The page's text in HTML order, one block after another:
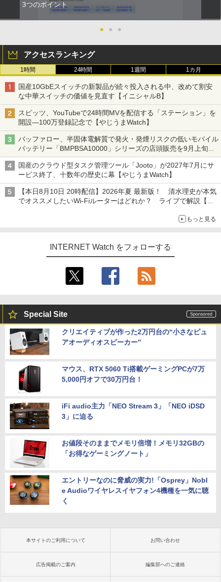
3つのポイント
● ● ●
アクセスランキング
1時間 24時間 1週間 1カ月
国産10GbEスイッチの新製品が続々投入される中、改めて割安
な中華スイッチの価値を見直す【イニシャルB】
スピッツ、YouTubeで24時間MVを配信する「ステーション」を
開設―100万登録記念で【やじうまWatch】
バッファロー、半固体電解質で発火・発煙リスクの低いモバイル
バッテリー「BMPBSA10000」シリーズの店頭販売を9月上旬に
開始
国産のクラウド型タスク管理ツール「Jooto」が2027年7月にサ
ービス終了、十数年の歴史に幕【やじうまWatch】
【本日8月10日 20時配信】2026年夏 最新版！ 清水理史が本気
でオススメしたいWi-Fiルーターはどれか？ ライブで解説【清
もっと見る
INTERNET Watch をフォローする
Special Site
クリエイティブが作った2万円台の“小さなピュ
アオーディオスピーカー”
マウス、RTX 5060 Ti搭載ゲーミングPCが7万
5,000円オフで30万円台！
iFi audio主力「NEO Stream 3」「NEO iDSD
3」に迫る
お値段そのままでメモリ倍増！メモリ32GBの
「お得なゲーミングノート」
エントリーなのに脅威の実力!「Osprey」Nobl
e Audioワイヤレスイヤフォン4機種を一気に聴
く
本サイトのご利用について お問い合わせ
広告掲載のご案内 編集部へのご連絡